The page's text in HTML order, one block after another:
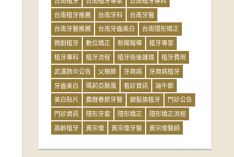
台南植牙推薦
台南牙科
台南牙醫
台南牙醫推薦
台南牙齒美白
台南隱形矯正
微創植牙
數位矯正 新聞報導
植牙專家
植牙專科
植牙流程 植牙術後護理
植牙費用
武漢肺炎公告
父親節 牙周病
牙周病植牙
牙齒美白
瑪莉亞颱風 看診資訊
端午節
美白貼片
農曆春節牙醫 銀髮族植牙
門診公告
門診資訊
隱形牙套 隱形矯正
隱形矯正流程
高齡植牙
黃宗偉 黃宗偉牙醫 黃宗偉醫師